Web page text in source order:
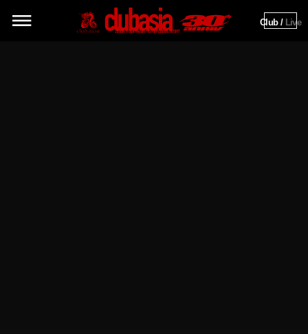
Club / Live